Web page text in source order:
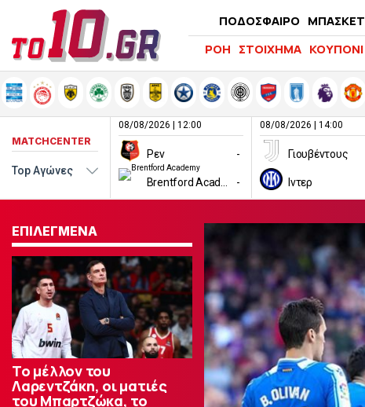
ΠΟΔΟΣΦΑΙΡΟ ΜΠΑΣΚΕΤ
ΡΟΗ ΣΤΟΙΧΗΜΑ ΚΟΥΠΟΝΙ
MATCHCENTER
08/08/2026 | 12:00
Ρεν -
-
08/08/2026 | 14:00
Γιουβέντους
Ιντερ
ΕΠΙΛΕΓΜΕΝΑ
Το μέλλον του
Λαρεντζάκη, οι ματιές
του Μπαρτζώκα, το